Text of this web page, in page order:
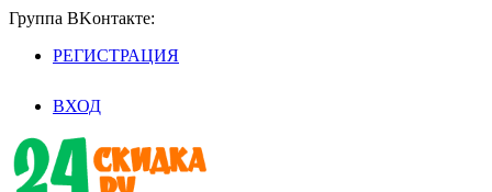
Группа BKoнтaктe:
РЕГИСТРАЦИЯ
ВХОД